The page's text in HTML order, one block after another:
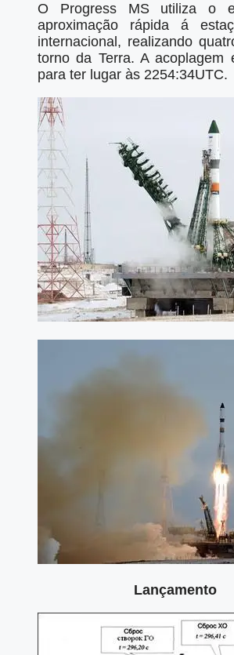
O Progress MS utiliza o
aproximação rápida á
internacional, realizando
torno da Terra. A acoplagem
para ter lugar às 2254:34UTC.
Lançamento